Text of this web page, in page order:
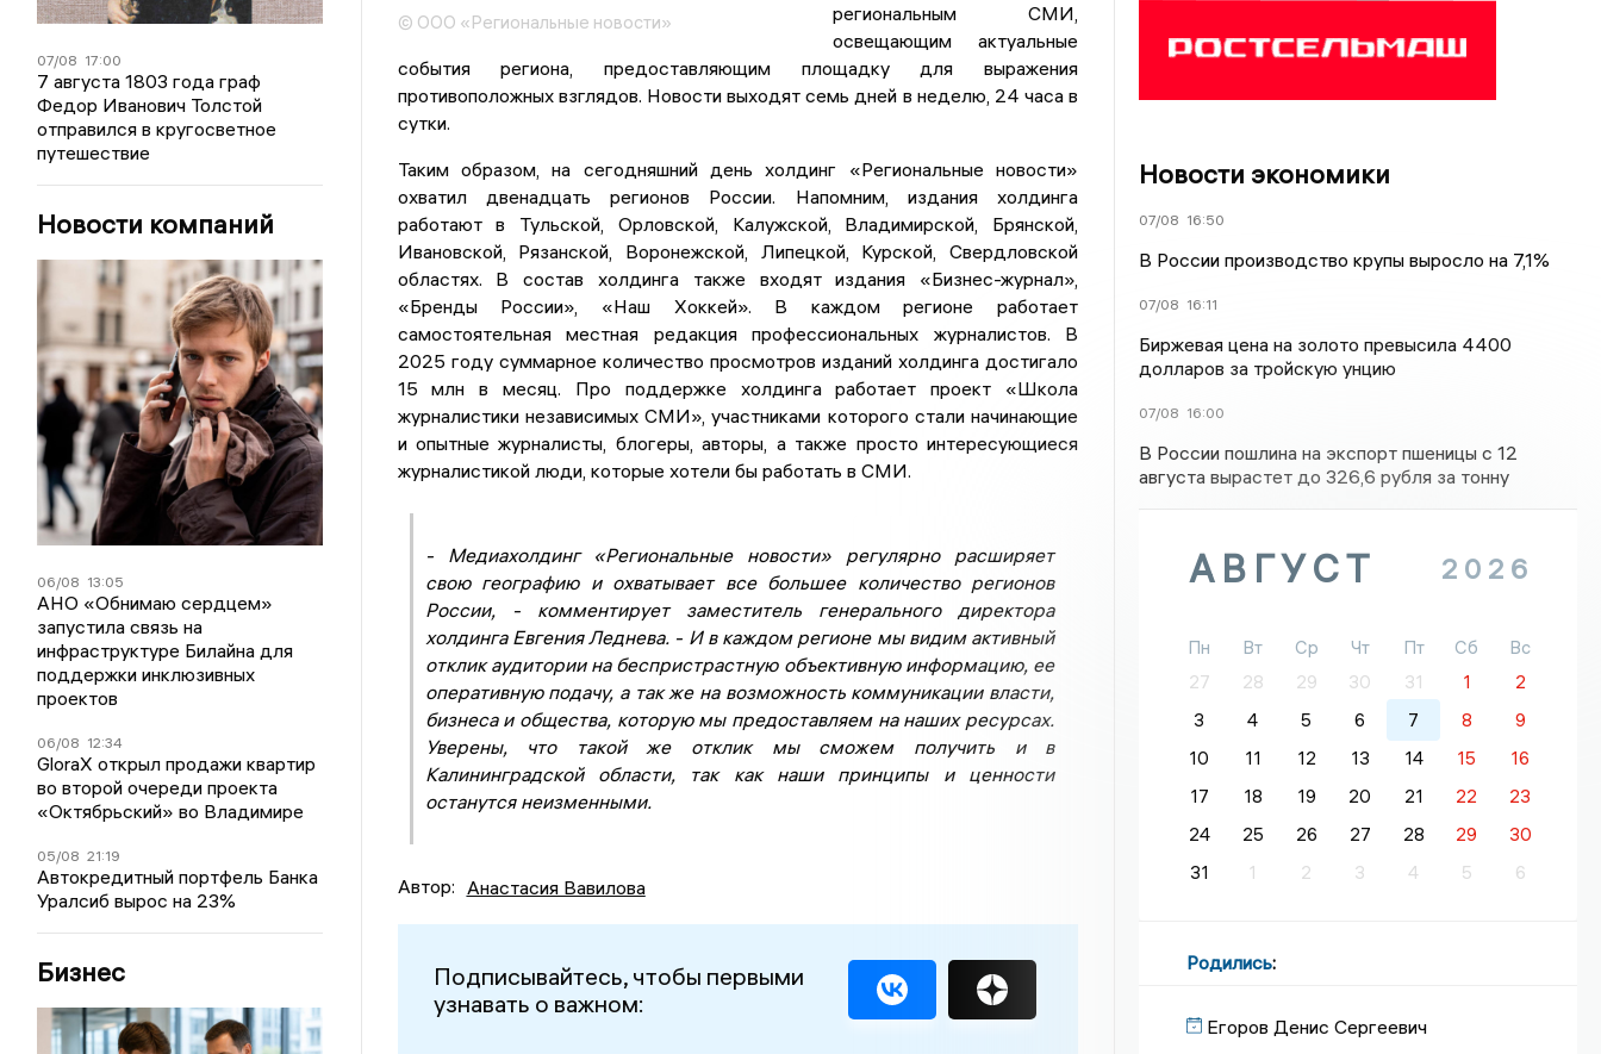
07/08 17:00
7 августа 1803 года граф
Федор Иванович Толстой
отправился в кругосветное
путешествие
Новости компаний
06/08 13:05
АНО «Обнимаю сердцем»
запустила связь на
инфраструктуре Билайна для
поддержки инклюзивных
проектов
06/08 12:34
GloraX открыл продажи квартир
во второй очереди проекта
«Октябрьский» во Владимире
05/08 21:19
Автокредитный портфель Банка
Уралсиб вырос на 23%
Бизнес
© ООО «Региональные новости»
региональным СМИ,
освещающим актуальные
события региона, предоставляющим площадку для выражения
противоположных взглядов. Новости выходят семь дней в неделю, 24 часа в
сутки.
Таким образом, на сегодняшний день холдинг «Региональные новости»
охватил двенадцать регионов России. Напомним, издания холдинга
работают в Тульской, Орловской, Калужской, Владимирской, Брянской,
Ивановской, Рязанской, Воронежской, Липецкой, Курской, Свердловской
областях. В состав холдинга также входят издания «Бизнес-журнал»,
«Бренды России», «Наш Хоккей». В каждом регионе работает
самостоятельная местная редакция профессиональных журналистов. В
2025 году суммарное количество просмотров изданий холдинга достигало
15 млн в месяц. Про поддержке холдинга работает проект «Школа
журналистики независимых СМИ», участниками которого стали начинающие
и опытные журналисты, блогеры, авторы, а также просто интересующиеся
журналистикой люди, которые хотели бы работать в СМИ.
- Медиахолдинг «Региональные новости» регулярно расширяет
свою географию и охватывает все большее количество регионов
России, - комментирует заместитель генерального директора
холдинга Евгения Леднева. - И в каждом регионе мы видим активный
отклик аудитории на беспристрастную объективную информацию, ее
оперативную подачу, а так же на возможность коммуникации власти,
бизнеса и общества, которую мы предоставляем на наших ресурсах.
Уверены, что такой же отклик мы сможем получить и в
Калининградской области, так как наши принципы и ценности
останутся неизменными.
Автор: Анастасия Вавилова
Подписывайтесь, чтобы первыми
узнавать о важном:
Новости экономики
07/08 16:50
В России производство крупы выросло на 7,1%
07/08 16:11
Биржевая цена на золото превысила 4400
долларов за тройскую унцию
07/08 16:00
В России пошлина на экспорт пшеницы с 12
августа вырастет до 326,6 рубля за тонну
АВГУСТ 2026
Пн Вт Ср Чт Пт Сб
Вс
27
28 29 30 31 1
2
3
4 5 6 7 8
9
10
11 12 13 14 15
16
17
18 19 20 21 22
23
24
25 26 27 28 29
30
31
1 2 3 4 5 6
Родились:
Егоров Денис Сергеевич